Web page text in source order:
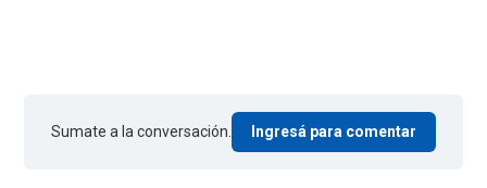
Sumate a la conversación. Ingresá para comentar